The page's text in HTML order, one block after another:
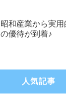
昭和産業から実
の優待が到着♪
人気記事